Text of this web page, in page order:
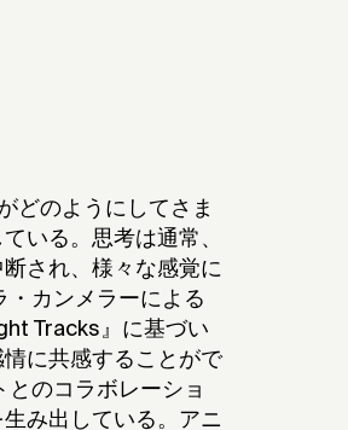
どのようにしてさま
いる。思考は通常、
され、様々な感覚に
・カンメラーによる
Tracks』に基づい
に共感することがで
のコラボレーショ
み出している。アニ